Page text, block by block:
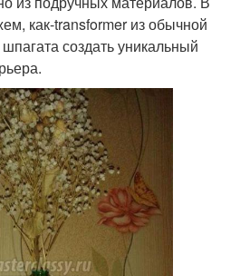
как-transformer из обычной
создать уникальный